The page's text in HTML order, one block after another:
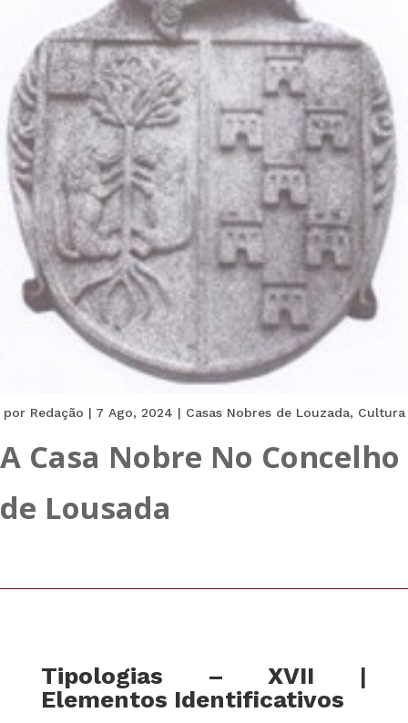
por Redação | 7 Ago, 2024 | Casas Nobres de Louzada, Cultura
A Casa Nobre No Concelho
de Lousada
Tipologias – XVII |
Elementos Identificativos